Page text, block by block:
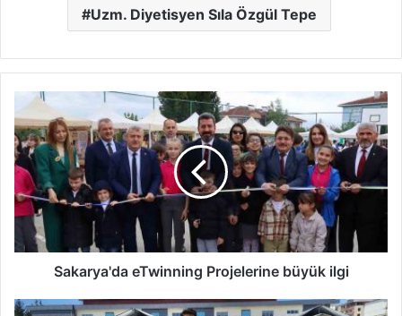
Uzm. Diyetisyen Sıla Özgül Tepe
Sakarya'da
eTwinning
Projelerine
büyük
ilgi
Sakarya'da eTwinning Projelerine büyük ilgi
Adapazarı